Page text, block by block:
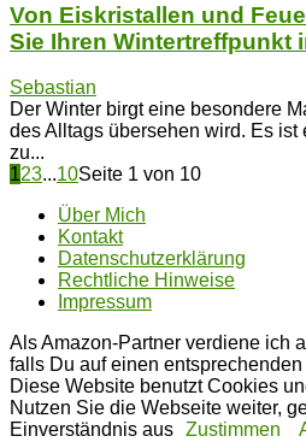
Von Eiskristallen und
Sie Ihren Wintertreffpunkt
Sebastian
Der Winter birgt eine besondere
des Alltags übersehen wird. Es ist
zu...
123...10Seite 1 von 10
Über Mich
Kontakt
Datenschutzerklärung
Rechtliche Hinweise
Impressum
Als Amazon-Partner verdiene ich
falls Du auf einen
Diese Website benutzt Cookies
Nutzen Sie die Webseite weiter,
Einverständnis aus Zustimmen